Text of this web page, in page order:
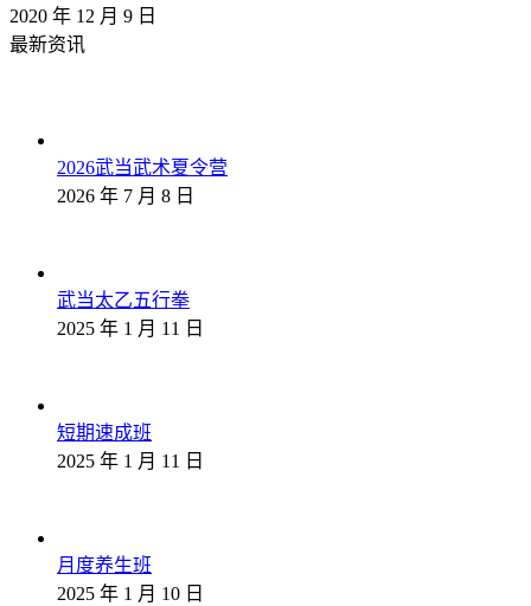
2020 年 12 月 9 日
最新资讯
2026武当武术夏令营
2026 年 7 月 8 日
武当太乙五行拳
2025 年 1 月 11 日
短期速成班
2025 年 1 月 11 日
月度养生班
2025 年 1 月 10 日